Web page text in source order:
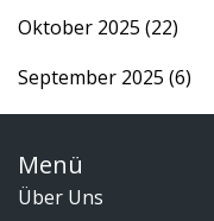
Oktober 2025 (22)
September 2025 (6)
Menü
Über Uns